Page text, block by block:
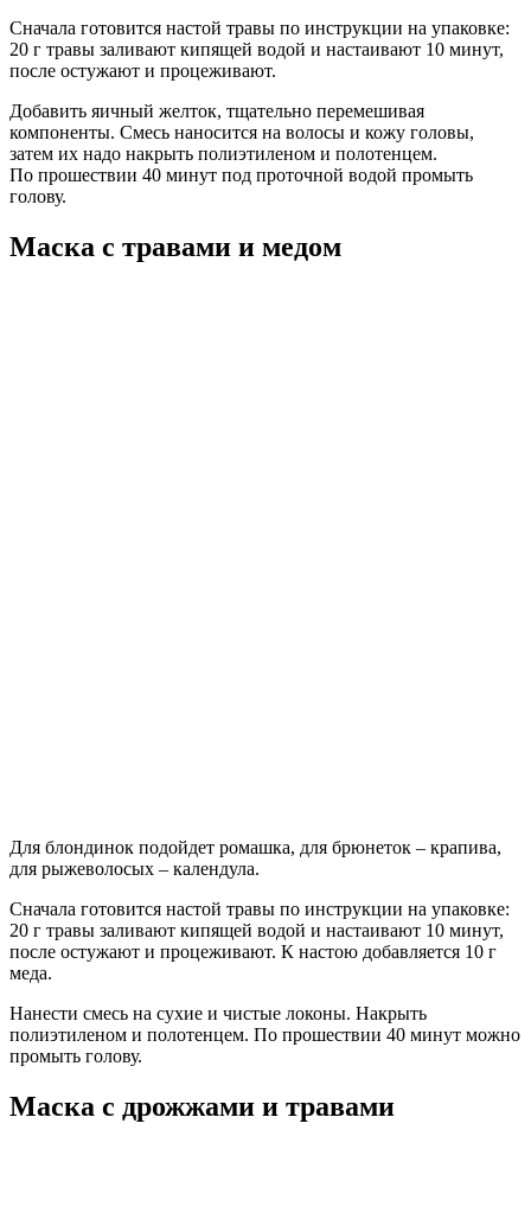
Сначала готовится настой травы по инструкции на упаковке:
20 г травы заливают кипящей водой и настаивают 10 минут,
после остужают и процеживают.
Добавить яичный желток, тщательно перемешивая
компоненты. Смесь наносится на волосы и кожу головы,
затем их надо накрыть полиэтиленом и полотенцем.
По прошествии 40 минут под проточной водой промыть
голову.
Маска с травами и медом
Для блондинок подойдет ромашка, для брюнеток – крапива,
для рыжеволосых – календула.
Сначала готовится настой травы по инструкции на упаковке:
20 г травы заливают кипящей водой и настаивают 10 минут,
после остужают и процеживают. К настою добавляется 10 г
меда.
Нанести смесь на сухие и чистые локоны. Накрыть
полиэтиленом и полотенцем. По прошествии 40 минут можно
промыть голову.
Маска с дрожжами и травами